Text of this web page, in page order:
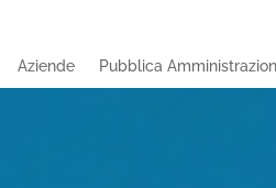
Aziende Pubblica